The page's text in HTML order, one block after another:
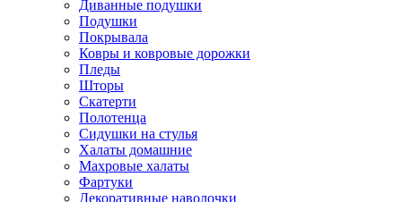
Диванные подушки
Подушки
Покрывала
Ковры и ковровые дорожки
Пледы
Шторы
Скатерти
Полотенца
Сидушки на стулья
Халаты домашние
Махровые халаты
Фартуки
Декоративные наволочки